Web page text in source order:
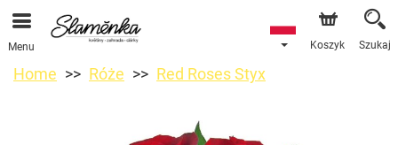
Menu Koszyk Szukaj
Home Róże Red Roses Styx